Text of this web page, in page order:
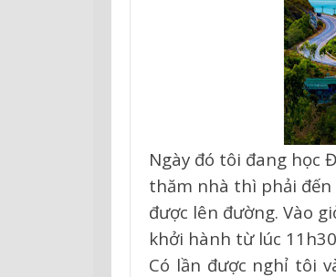
Ngày đó tôi đang học
thăm nhà thì phải đến
được lên đường. Vào
khởi hành từ lúc
Có lần được nghỉ tôi